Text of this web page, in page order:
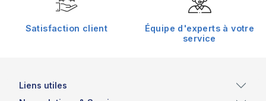
Satisfaction client
Équipe d'experts à votre
service
Liens utiles